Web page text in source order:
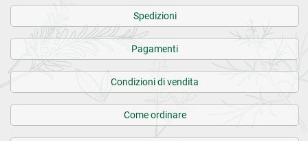
Spedizioni
Pagamenti
Condizioni di vendita
Come ordinare